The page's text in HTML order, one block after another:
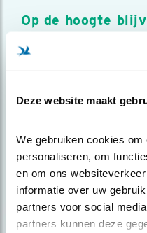
Deze website maakt
We gebruiken cookies
personaliseren, om
en om ons
informatie over uw
partners voor social
partners kunnen deze
Op de hoogte
Meld je aan en ontvang
over vogels en activiteiten